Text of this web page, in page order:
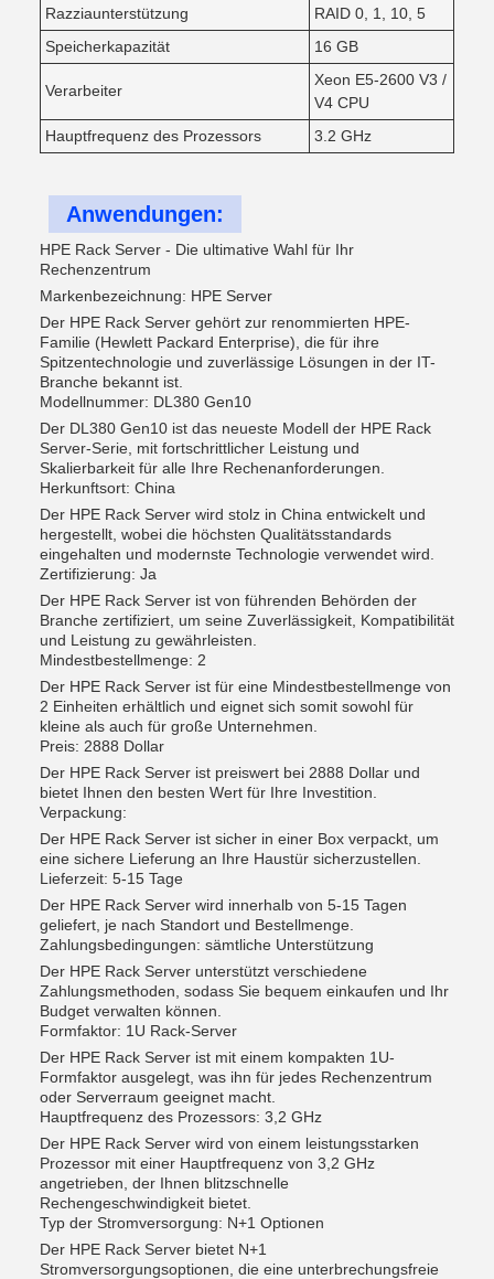
Razziaunterstützung
RAID 0, 1, 10, 5
Speicherkapazität
16 GB
Verarbeiter
Xeon E5-2600 V3 /
V4 CPU
Hauptfrequenz des Prozessors
3.2 GHz
Anwendungen:
HPE Rack Server - Die ultimative Wahl für Ihr
Rechenzentrum
Markenbezeichnung: HPE Server
Der HPE Rack Server gehört zur renommierten HPE-
Familie (Hewlett Packard Enterprise), die für ihre
Spitzentechnologie und zuverlässige Lösungen in der IT-
Branche bekannt ist.
Modellnummer: DL380 Gen10
Der DL380 Gen10 ist das neueste Modell der HPE Rack
Server-Serie, mit fortschrittlicher Leistung und
Skalierbarkeit für alle Ihre Rechenanforderungen.
Herkunftsort: China
Der HPE Rack Server wird stolz in China entwickelt und
hergestellt, wobei die höchsten Qualitätsstandards
eingehalten und modernste Technologie verwendet wird.
Zertifizierung: Ja
Der HPE Rack Server ist von führenden Behörden der
Branche zertifiziert, um seine Zuverlässigkeit, Kompatibilität
und Leistung zu gewährleisten.
Mindestbestellmenge: 2
Der HPE Rack Server ist für eine Mindestbestellmenge von
2 Einheiten erhältlich und eignet sich somit sowohl für
kleine als auch für große Unternehmen.
Preis: 2888 Dollar
Der HPE Rack Server ist preiswert bei 2888 Dollar und
bietet Ihnen den besten Wert für Ihre Investition.
Verpackung:
Der HPE Rack Server ist sicher in einer Box verpackt, um
eine sichere Lieferung an Ihre Haustür sicherzustellen.
Lieferzeit: 5-15 Tage
Der HPE Rack Server wird innerhalb von 5-15 Tagen
geliefert, je nach Standort und Bestellmenge.
Zahlungsbedingungen: sämtliche Unterstützung
Der HPE Rack Server unterstützt verschiedene
Zahlungsmethoden, sodass Sie bequem einkaufen und Ihr
Budget verwalten können.
Formfaktor: 1U Rack-Server
Der HPE Rack Server ist mit einem kompakten 1U-
Formfaktor ausgelegt, was ihn für jedes Rechenzentrum
oder Serverraum geeignet macht.
Hauptfrequenz des Prozessors: 3,2 GHz
Der HPE Rack Server wird von einem leistungsstarken
Prozessor mit einer Hauptfrequenz von 3,2 GHz
angetrieben, der Ihnen blitzschnelle
Rechengeschwindigkeit bietet.
Typ der Stromversorgung: N+1 Optionen
Der HPE Rack Server bietet N+1
Stromversorgungsoptionen, die eine unterbrechungsfreie